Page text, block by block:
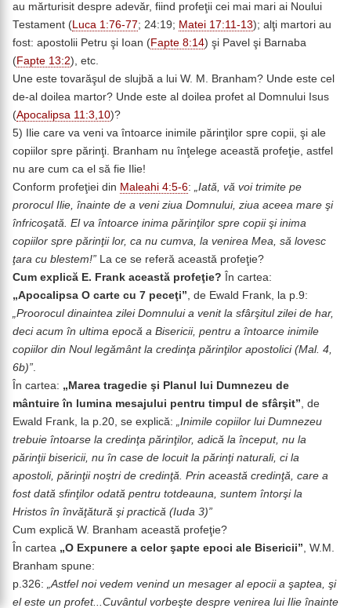
au mărturisit despre adevăr, fiind profeţii cei mai mari ai Noului
Testament (Luca 1:76-77; 24:19; Matei 17:11-13); alţi martori au
fost: apostolii Petru şi Ioan (Fapte 8:14) şi Pavel şi Barnaba
(Fapte 13:2), etc.
Une este tovarăşul de slujbă a lui W. M. Branham? Unde este cel
de-al doilea martor? Unde este al doilea profet al Domnului Isus
(Apocalipsa 11:3,10)?
5) Ilie care va veni va întoarce inimile părinţilor spre copii, şi ale
copiilor spre părinţi. Branham nu înţelege această profeţie, astfel
nu are cum ca el să fie Ilie!
Conform profeţiei din Maleahi 4:5-6: „Iată, vă voi trimite pe
prorocul Ilie, înainte de a veni ziua Domnului, ziua aceea mare şi
înfricoşată. El va întoarce inima părinţilor spre copii şi inima
copiilor spre părinţii lor, ca nu cumva, la venirea Mea, să lovesc
ţara cu blestem!” La ce se referă această profeţie?
Cum explică E. Frank această profeţie?
În cartea:
„Apocalipsa O carte cu 7 peceţi”, de Ewald Frank, la p.9:
„Proorocul dinaintea zilei Domnului a venit la sfârşitul zilei de har,
deci acum în ultima epocă a Bisericii, pentru a întoarce inimile
copiilor din Noul legământ la credinţa părinţilor apostolici (Mal. 4,
6b)”.
În cartea: „Marea tragedie şi Planul lui Dumnezeu de
mântuire în lumina mesajului pentru timpul de sfârşit”, de
Ewald Frank, la p.20, se explică: „Inimile copiilor lui Dumnezeu
trebuie întoarse la credinţa părinţilor, adică la început, nu la
părinţii bisericii, nu în case de locuit la părinţi naturali, ci la
apostoli, părinţii noştri de credinţă. Prin această credinţă, care a
fost dată sfinţilor odată pentru totdeauna, suntem întorşi la
Hristos în învăţătură şi practică (Iuda 3)”
Cum explică W. Branham această profeţie?
În cartea „O Expunere a celor şapte epoci ale Bisericii”, W.M.
Branham spune:
p.326: „Astfel noi vedem venind un mesager al epocii a şaptea, şi
el este un profet...Cuvântul vorbeşte despre venirea lui Ilie înainte